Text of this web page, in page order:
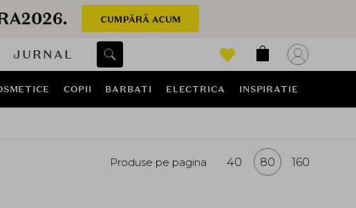
JURNAL
COPII BARBATI ELECTRICA INSPIRATIE
Produse pe pagina 40 80 160